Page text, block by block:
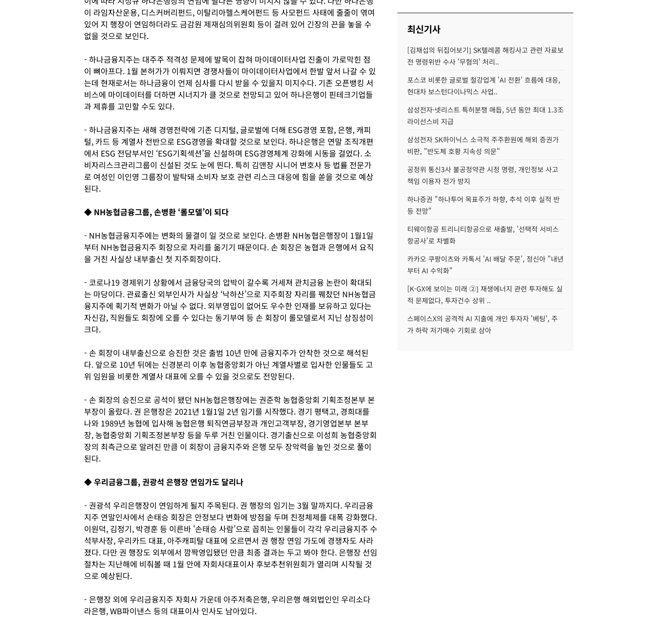
이 라임자산운용, 디스커버리펀드, 이탈리아헬스케어펀드 등 사모펀드 사태에 줄줄이 엮여
있어 지 행장이 연임하더라도 금감원 제재심의위원회 등이 걸려 있어 긴장의 끈을 놓을 수
없을 것으로 보인다.
- 하나금융지주는 대주주 적격성 문제에 발목이 잡혀 마이데이터사업 진출이 가로막힌 점
이 뼈아프다. 1월 본허가가 이뤄지면 경쟁사들이 마이데이터사업에서 한발 앞서 나갈 수 있
는데 현재로서는 하나금융이 언제 심사를 다시 받을 수 있을지 미지수다. 기존 오픈뱅킹 서
비스에 마이데이터를 더하면 시너지가 클 것으로 전망되고 있어 하나은행이 핀테크기업들
과 제휴를 고민할 수도 있다.
- 하나금융지주는 새해 경영전략에 기존 디지털, 글로벌에 더해 ESG경영 포함, 은행, 캐피
털, 카드 등 계열사 전반으로 ESG경영을 확대할 것으로 보인다. 하나은행은 연말 조직개편
에서 ESG 전담부서인 ‘ESG기획섹션’을 신설하며 ESG경영체계 강화에 시동을 걸었다. 소
비자리스크관리그룹이 신설된 것도 눈에 띈다. 특히 김앤장 시니어 변호사 등 법률 전문가
로 여성인 이인영 그룹장이 발탁돼 소비자 보호 관련 리스크 대응에 힘을 쏟을 것으로 예상
된다.
◆ NH농협금융그룹, 손병환 ‘롤모델’이 되다
- NH농협금융지주에는 변화의 물결이 일 것으로 보인다. 손병환 NH농협은행장이 1월1일
부터 NH농협금융지주 회장으로 자리를 옮기기 때문이다. 손 회장은 농협과 은행에서 요직
을 거친 사실상 내부출신 첫 지주회장이다.
- 코로나19 경제위기 상황에서 금융당국의 압박이 갈수록 거세져 관치금융 논란이 확대되
는 마당이다. 관료출신 외부인사가 사실상 ‘낙하산’으로 지주회장 자리를 꿰찼던 NH농협금
융지주에 획기적 변화가 아닐 수 없다. 외부영입이 없어도 우수한 인재를 보유하고 있다는
자신감, 직원들도 회장에 오를 수 있다는 동기부여 등 손 회장이 롤모델로서 지닌 상징성이
크다.
- 손 회장이 내부출신으로 승진한 것은 출범 10년 만에 금융지주가 안착한 것으로 해석된
다. 앞으로 10년 뒤에는 신경분리 이후 농협중앙회가 아닌 계열사별로 입사한 인물들도 고
위 임원을 비롯한 계열사 대표에 오를 수 있을 것으로도 전망된다.
- 손 회장의 승진으로 공석이 됐던 NH농협은행장에는 권준학 농협중앙회 기획조정본부 본
부장이 올랐다. 권 은행장은 2021년 1월1일 2년 임기를 시작했다. 경기 평택고, 경희대를
나와 1989년 농협에 입사해 농협은행 퇴직연금부장과 개인고객부장, 경기영업본부 본부
장, 농협중앙회 기획조정본부장 등을 두루 거친 인물이다. 경기출신으로 이성희 농협중앙회
장의 최측근으로 알려진 만큼 이 회장이 금융지주와 은행 모두 장악력을 높인 것으로 풀이
된다.
◆ 우리금융그룹, 권광석 은행장 연임가도 달리나
- 권광석 우리은행장이 연임하게 될지 주목된다. 권 행장의 임기는 3월 말까지다. 우리금융
지주 연말인사에서 손태승 회장은 안정보다 변화에 방점을 두며 친정체제를 대폭 강화했다.
이원덕, 김정기, 박경훈 등 이른바 '손태승 사람'으로 꼽히는 인물들이 각각 우리금융지주 수
석부사장, 우리카드 대표, 아주캐피탈 대표에 오르면서 권 행장 연임 가도에 경쟁자도 사라
졌다. 다만 권 행장도 외부에서 깜짝영입됐던 만큼 최종 결과는 두고 봐야 한다. 은행장 선임
절차는 지난해에 비춰볼 때 1월 안에 자회사대표이사 후보추천위원회가 열리며 시작될 것
으로 예상된다.
- 은행장 외에 우리금융지주 자회사 가운데 아주저축은행, 우리은행 해외법인인 우리소다
라은행, WB파이낸스 등의 대표이사 인사도 남아있다.
최신기사
[김재섭의 뒤집어보기] SK텔레콤 해킹사고 관련 자료보
전 명령위반 수사 '무혐의' 처리..
포스코 비롯한 글로벌 철강업계 'AI 전환' 흐름에 대응,
현대차 보스턴다이나믹스 사업..
삼성전자·넷리스트 특허분쟁 매듭, 5년 동안 최대 1.3조
라이선스비 지급
삼성전자 SK하이닉스 소극적 주주환원에 해외 증권가
비판, "반도체 호황 지속성 의문"
공정위 통신3사 불공정약관 시정 명령, 개인정보 사고
책임 이용자 전가 방지
하나증권 "하나투어 목표주가 하향, 추석 이후 실적 반
등 전망"
티웨이항공 트리니티항공으로 새출발, '선택적 서비스
항공사'로 차별화
카카오 쿠팡이츠와 카톡서 'AI 배달 주문', 정신아 "내년
부터 AI 수익화"
[K-GX에 보이는 미래 ②] 재생에너지 관련 투자해도 실
적 문제없다, 투자건수 상위 ..
스페이스X의 공격적 AI 지출에 개인 투자자 '베팅', 주
가 하락 저가매수 기회로 삼아